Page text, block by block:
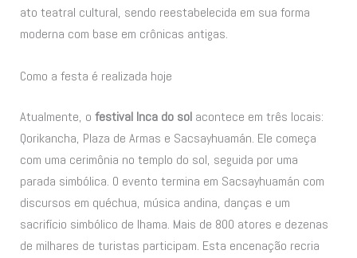
ato teatral cultural, sendo reestabelecida em sua forma
moderna com base em crônicas antigas.
Como a festa é realizada hoje
Atualmente, ofestival Inca do sol acontece em três locais:
Qorikancha, Plaza de Armas e Sacsayhuamán. Ele começa
com uma cerimônia no templo do sol, seguida por uma
parada simbólica. O evento termina em Sacsayhuamán com
discursos em quéchua, música andina, danças e um
sacrifício simbólico de lhama. Mais de 800 atores e dezenas
de milhares de turistas participam. Esta encenação recria